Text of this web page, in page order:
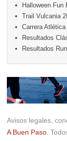
25. Run Alajuela
31. Halloween Fun
Noviembre
08. Lindora Run
15. Entre Pan y
Diciembre
06. Trail Vulcania
12. Media Maratón
Carreras anteriores
Halloween Fun
Trail Vulcania
Carrera
Resultados
Resultados
Avisos legales,
A Buen Paso.